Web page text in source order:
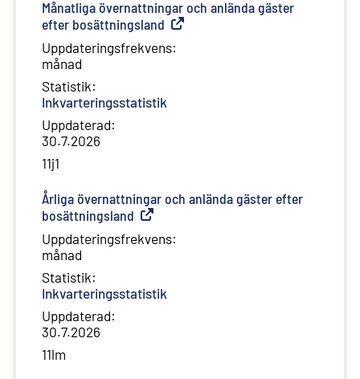
Månatliga övernattningar och anlända gäster
efter bosättningsland Extern länk
Uppdateringsfrekvens:
månad
Statistik:
Inkvarteringsstatistik
Uppdaterad:
30.7.2026
11j1
Årliga övernattningar och anlända gäster efter
bosättningsland Extern länk
Uppdateringsfrekvens:
månad
Statistik:
Inkvarteringsstatistik
Uppdaterad:
30.7.2026
11lm